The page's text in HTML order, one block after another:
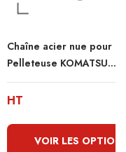
Chaîne acier nue pour
Pelleteuse KOMATSU...
HT
VOIR LES